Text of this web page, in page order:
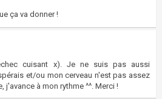
ça va donner !
cuisant x). Je ne suis pas aussi
et/ou mon cerveau n'est pas assez
j'avance à mon rythme ^^. Merci !